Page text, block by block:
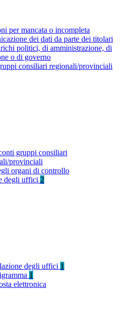
per mancata o incompleta
dei dati da parte dei titolari
politici, di amministrazione, di
o di governo
consiliari regionali/provinciali
gruppi consiliari
provinciali
organi di controllo
degli uffici 2
degli uffici 1
1
elettronica